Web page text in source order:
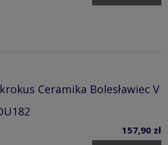
Ceramika Bolesławiec V
157,90 zł